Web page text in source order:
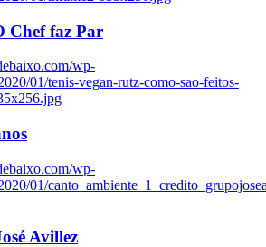
Chef faz Par
wp-
01/tenis-vegan-rutz-como-sao-feitos-
wp-
01/
Avillez